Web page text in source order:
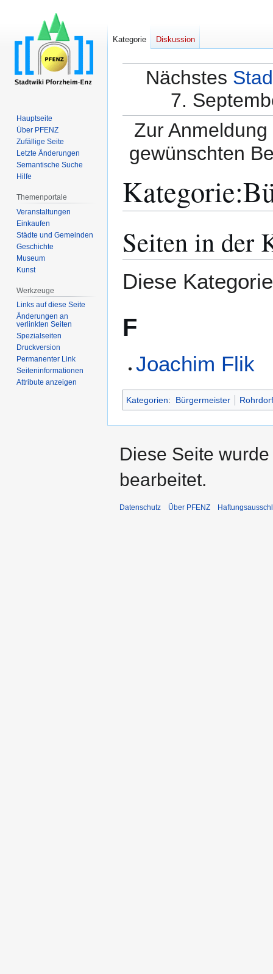
Nächstes
7.
Zur
gewünschten
Kategorie:
Navigation
Suche
Seiten in der
Diese
F
Joachim Flik
Kategorien: Bürgermeister Rohrdorf
Kategorie Diskussion
Hauptseite
Über PFENZ
Zufällige Seite
Letzte Änderungen
Semantische Suche
Hilfe
Themenportale
Veranstaltungen
Einkaufen
Städte und Gemeinden
Geschichte
Museum
Kunst
Werkzeuge
Links auf diese Seite
Änderungen an
verlinkten Seiten
Spezialseiten
Druckversion
Permanenter Link
Seiten­­informationen
Attribute anzeigen
Diese Seite
bearbeitet.
Datenschutz Über PFENZ